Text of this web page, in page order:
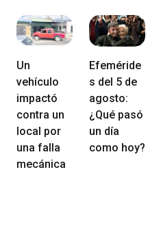
Un
vehículo
impactó
contra un
local por
una falla
mecánica
Efeméride
s del 5 de
agosto:
¿Qué pasó
un día
como hoy?